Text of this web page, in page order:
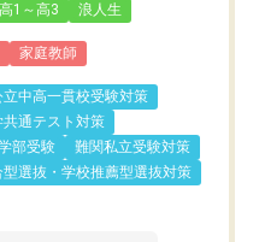
高1～高3 浪人生
家庭教師
立中高一貫校受験対策
共通テスト対策
部受験
難関私立受験対策
型選抜・学校推薦型選抜対策